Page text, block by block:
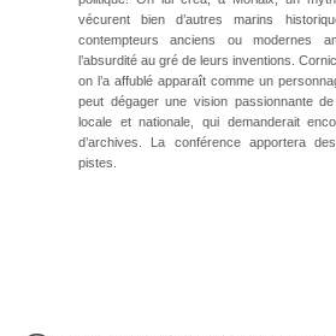
vécurent bien d’autres marins
contempteurs anciens ou modernes
l’absurdité au gré de leurs inventions.
on l’a affublé apparaît comme un
peut dégager une vision passionnante
locale et nationale, qui demanderait
d’archives. La conférence apportera
pistes.